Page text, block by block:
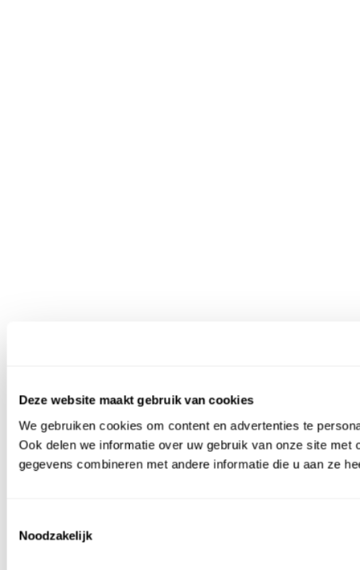
Deze website maakt gebruik van cookies
We gebruiken cookies om content en advertenties te
Ook delen we informatie over uw gebruik van onze site
gegevens combineren met andere informatie die u aan ze
Noodzakelijk